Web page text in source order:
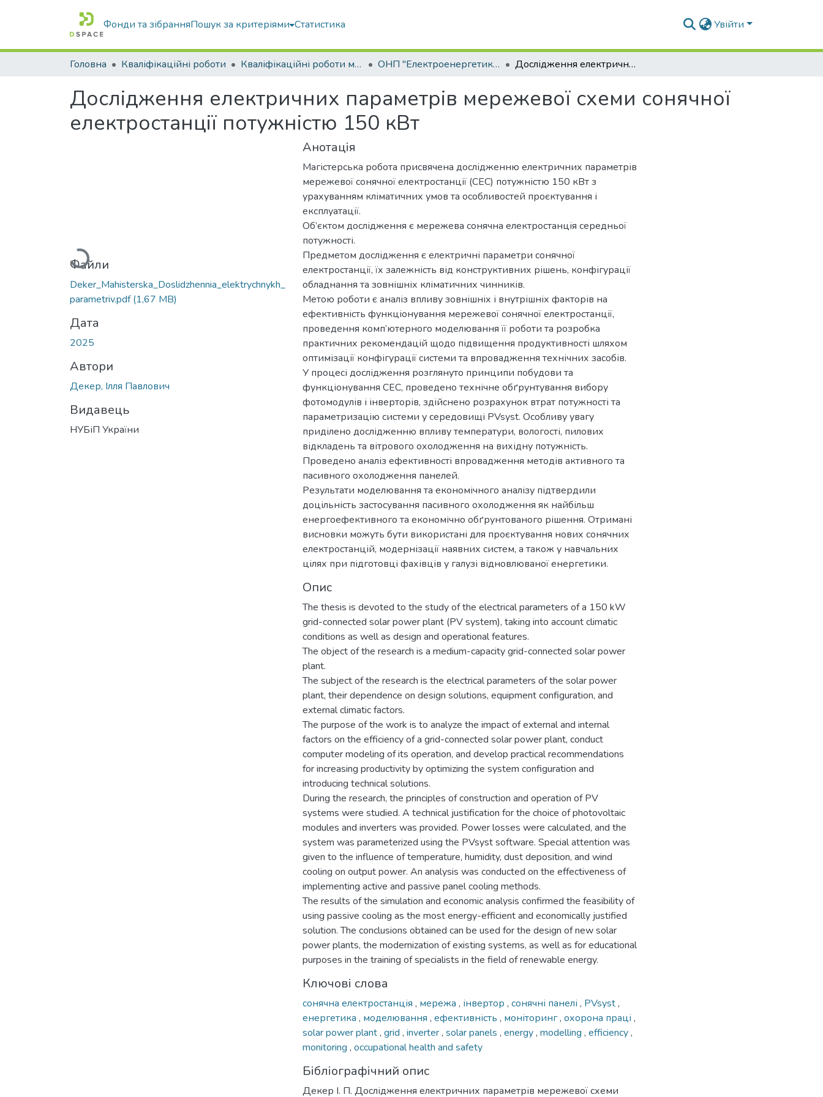
Фонди та зібранняПошук за критеріями Статистика Увійти
Головна Кваліфікаційні роботи Кваліфікаційні роботи магістрів ОНП "Електроенергетика, електротехніка та електромеханіка" Дослідження електричних параметрів мережевої схеми сонячної електростанції потужністю 150 кВт
Дослідження електричних параметрів мережевої схеми сонячної
електростанції потужністю 150 кВт
Вантажиться...
Файли
Deker_Mahisterska_Doslidzhennia_elektrychnykh_
parametriv.pdf(1,67 MB)
Дата
2025
Автори
Декер, Ілля Павлович
Видавець
НУБіП України
Анотація
Магістерська робота присвячена дослідженню електричних параметрів
мережевої сонячної електростанції (СЕС) потужністю 150 кВт з
урахуванням кліматичних умов та особливостей проєктування і
експлуатації.
Об’єктом дослідження є мережева сонячна електростанція середньої
потужності.
Предметом дослідження є електричні параметри сонячної
електростанції, їх залежність від конструктивних рішень, конфігурації
обладнання та зовнішніх кліматичних чинників.
Метою роботи є аналіз впливу зовнішніх і внутрішніх факторів на
ефективність функціонування мережевої сонячної електростанції,
проведення комп’ютерного моделювання її роботи та розробка
практичних рекомендацій щодо підвищення продуктивності шляхом
оптимізації конфігурації системи та впровадження технічних засобів.
У процесі дослідження розглянуто принципи побудови та
функціонування СЕС, проведено технічне обґрунтування вибору
фотомодулів і інверторів, здійснено розрахунок втрат потужності та
параметризацію системи у середовищі PVsyst. Особливу увагу
приділено дослідженню впливу температури, вологості, пилових
відкладень та вітрового охолодження на вихідну потужність.
Проведено аналіз ефективності впровадження методів активного та
пасивного охолодження панелей.
Результати моделювання та економічного аналізу підтвердили
доцільність застосування пасивного охолодження як найбільш
енергоефективного та економічно обґрунтованого рішення. Отримані
висновки можуть бути використані для проєктування нових сонячних
електростанцій, модернізації наявних систем, а також у навчальних
цілях при підготовці фахівців у галузі відновлюваної енергетики.
Опис
The thesis is devoted to the study of the electrical parameters of a 150 kW
grid-connected solar power plant (PV system), taking into account climatic
conditions as well as design and operational features.
The object of the research is a medium-capacity grid-connected solar power
plant.
The subject of the research is the electrical parameters of the solar power
plant, their dependence on design solutions, equipment configuration, and
external climatic factors.
The purpose of the work is to analyze the impact of external and internal
factors on the efficiency of a grid-connected solar power plant, conduct
computer modeling of its operation, and develop practical recommendations
for increasing productivity by optimizing the system configuration and
introducing technical solutions.
During the research, the principles of construction and operation of PV
systems were studied. A technical justification for the choice of photovoltaic
modules and inverters was provided. Power losses were calculated, and the
system was parameterized using the PVsyst software. Special attention was
given to the influence of temperature, humidity, dust deposition, and wind
cooling on output power. An analysis was conducted on the effectiveness of
implementing active and passive panel cooling methods.
The results of the simulation and economic analysis confirmed the feasibility of
using passive cooling as the most energy-efficient and economically justified
solution. The conclusions obtained can be used for the design of new solar
power plants, the modernization of existing systems, as well as for educational
purposes in the training of specialists in the field of renewable energy.
Ключові слова
сонячна електростанція , мережа , інвертор , сонячні панелі , PVsyst,
енергетика , моделювання , ефективність , моніторинг, охорона праці ,
solar power plant, grid , inverter, solar panels , energy, modelling , efficiency,
monitoring , occupational health and safety
Бібліографічний опис
Декер І. П. Дослідження електричних параметрів мережевої схеми